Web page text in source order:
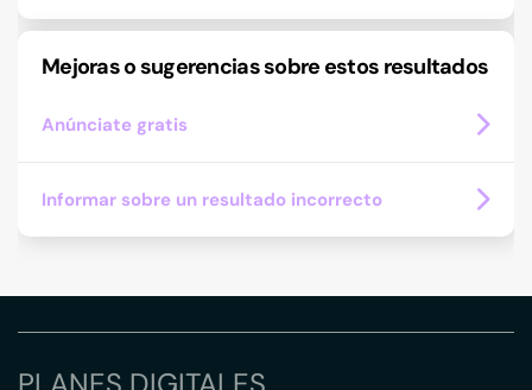
Mejoras o sugerencias sobre estos resultados
Anúnciate gratis
Informar sobre un resultado incorrecto